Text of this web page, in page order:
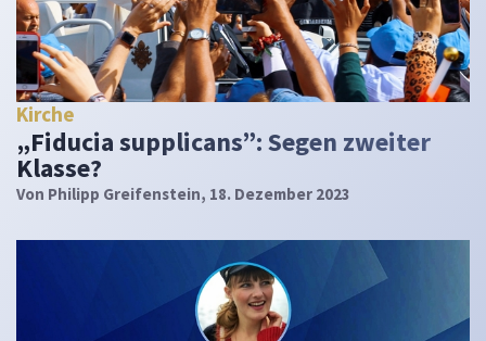
Kirche
„Fiducia supplicans”: Segen zweiter
Klasse?
Von Philipp Greifenstein, 18. Dezember 2023